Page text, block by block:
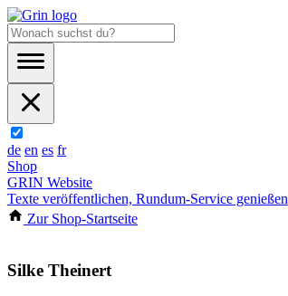
de en es fr
Shop
GRIN Website
Texte veröffentlichen, Rundum-Service genießen
Zur Shop-Startseite
Silke Theinert